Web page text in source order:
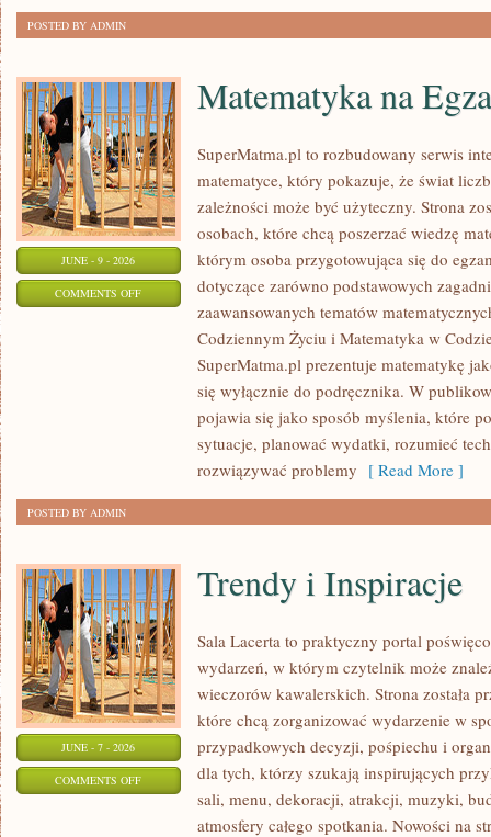
POSTED BY ADMIN
JUNE - 9 - 2026
COMMENTS OFFON
MATEMATYKA
EGZAMINIE
Matematyka na
SuperMatma.pl to rozbudowany serwis
matematyce, który pokazuje, że świat
zależności może być użyteczny. Strona
osobach, które chcą poszerzać wiedzę
którym osoba przygotowująca się do
dotyczące zarówno podstawowych
zaawansowanych tematów
Codziennym Życiu i Matematyka w
SuperMatma.pl prezentuje matematykę
się wyłącznie do podręcznika. W
pojawia się jako sposób myślenia, które
sytuacje, planować wydatki, rozumieć
rozwiązywać problemy [ Read More ]
POSTED BY ADMIN
JUNE - 7 - 2026
COMMENTS OFFON
Trendy i Inspiracje
Sala Lacerta to praktyczny portal
wydarzeń, w którym czytelnik może
wieczorów kawalerskich. Strona została
które chcą zorganizować wydarzenie w
przypadkowych decyzji, pośpiechu i
dla tych, którzy szukają inspirujących
sali, menu, dekoracji, atrakcji, muzyki,
atmosfery całego spotkania. Nowości na